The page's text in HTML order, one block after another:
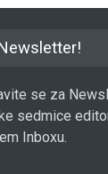
se za
sedmice
Inboxu.